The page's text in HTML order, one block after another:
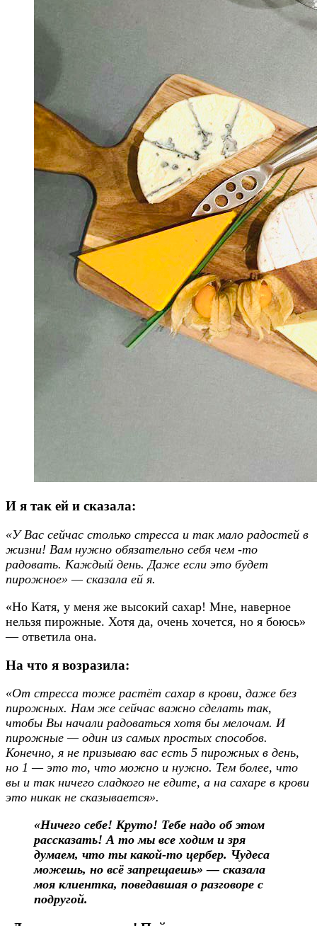
И я так ей и сказала:
«У Вас сейчас столько стресса и так мало радостей в
жизни! Вам нужно обязательно себя чем -то
радовать. Каждый день. Даже если это будет
пирожное» — сказала ей я.
«Но Катя, у меня же высокий сахар! Мне, наверное
нельзя пирожные. Хотя да, очень хочется, но я боюсь»
— ответила она.
На что я возразила:
«От стресса тоже растёт сахар в крови, даже без
пирожных. Нам же сейчас важно сделать так,
чтобы Вы начали радоваться хотя бы мелочам. И
пирожные — один из самых простых способов.
Конечно, я не призываю вас есть 5 пирожных в день,
но 1 — это то, что можно и нужно. Тем более, что
вы и так ничего сладкого не едите, а на сахаре в крови
это никак не сказывается».
«Ничего себе! Круто! Тебе надо об этом
рассказать! А то мы все ходим и зря
думаем, что ты какой-то цербер. Чудеса
можешь, но всё запрещаешь» — сказала
моя клиентка, поведавшая о разговоре с
подругой.